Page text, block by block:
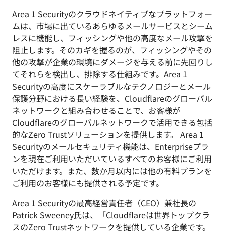
Area 1 Securityのクラウドネイティブなプラットフォー
ムは、市場に出ているあらゆるメールサービスとシーム
レスに機能し、フィッシングや他の高度なメール攻撃を
阻止します。そのカギを握るのが、フィッシングやその
他の攻撃が企業の環境にダメージを与える前に先回りし
てそれらを検出し、排除する仕組みです。Area 1
Securityの高度にスケーラブルなテクノロジーとメール
保護分野における長い経験を、Cloudflareのグローバル
ネットワークと組み合わせることで、お客様が
Cloudflareのグローバルネットワークで活用できる包括
的なZero Trustソリューションを提供します。 Area 1
Securityのメールセキュリティ機能は、Enterpriseプラ
ンを現在ご利用いただいているすべてのお客様にご利用
いただけます。また、数か月以内には他の有料プランを
ご利用のお客様にも提供される予定です。
Area 1 Securityの最高経営責任者（CEO）兼社長の
Patrick Sweeney氏は、「Cloudflareは世界トップクラ
スのZero Trustネットワークを提供している企業です。